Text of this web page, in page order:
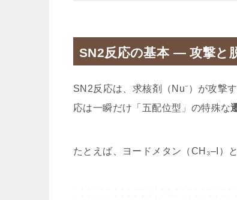
SN2反応の基本 ― 攻撃と
SN2反応は、求核剤（Nu⁻）が攻撃
応は一瞬だけ「五配位型」の特殊な
たとえば、ヨードメタン（CH₃–I）